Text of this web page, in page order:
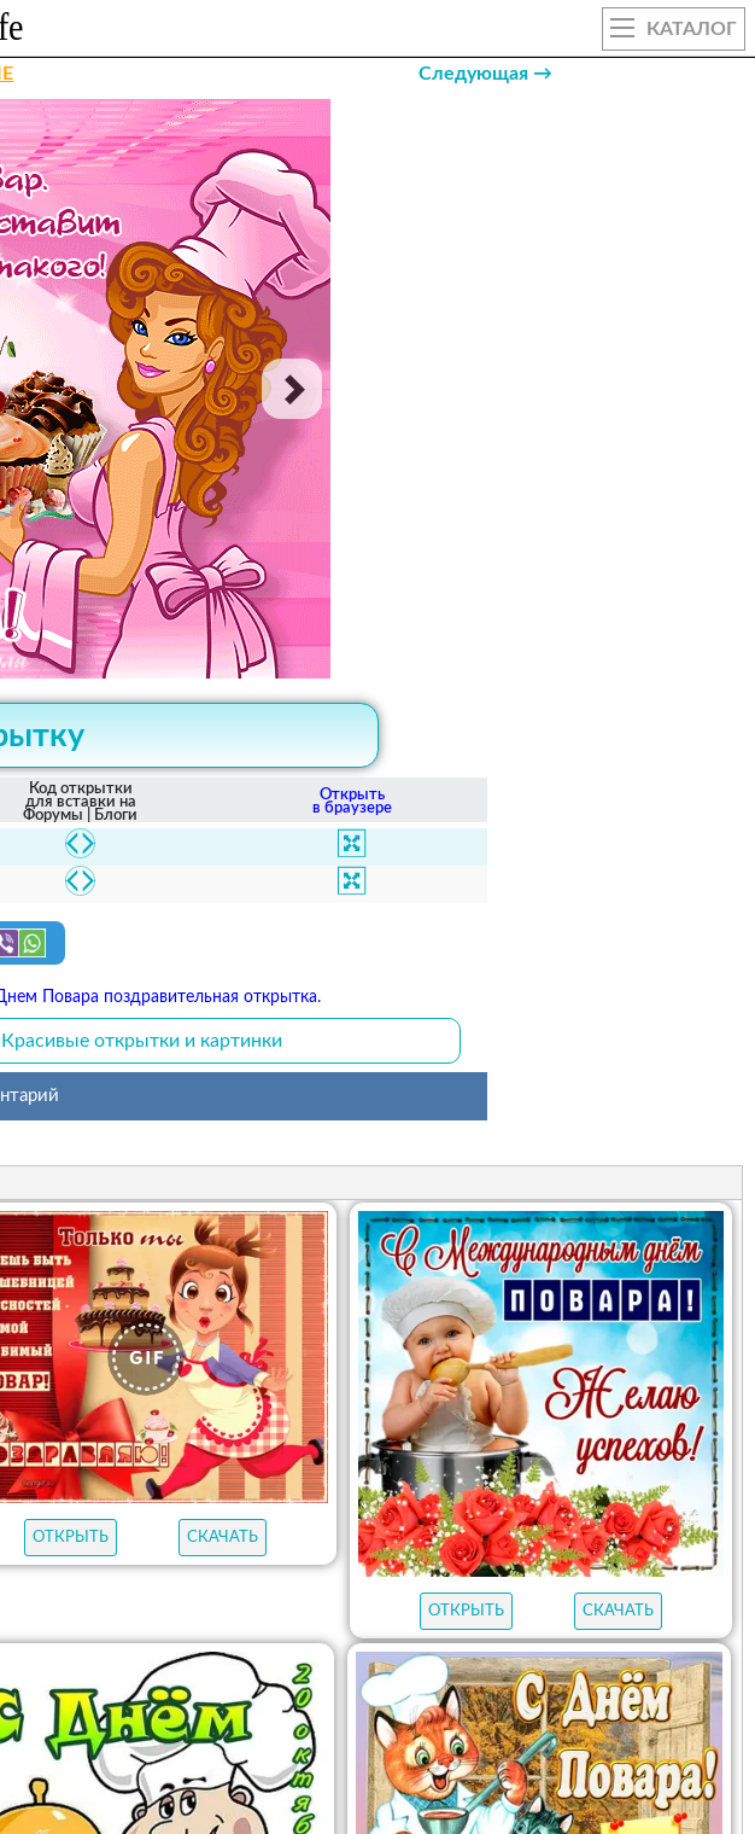
КАТАЛОГ
Следующая →
Код открытки
для вставки на
Форумы | Блоги
Открыть
в браузере
Повара поздравительная открытка.
открытки и картинки
ОТКРЫТЬ СКАЧАТЬ
ОТКРЫТЬ СКАЧАТЬ